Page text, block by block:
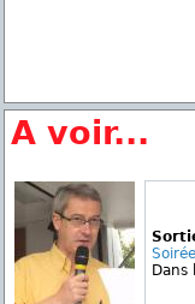
A voir...